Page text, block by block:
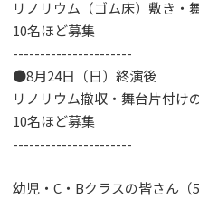
リノリウム（ゴム床）敷き・
10名ほど募集
----------------------
●8月24日（日）終演後
リノリウム撤収・舞台片付け
10名ほど募集
----------------------
幼児・C・Bクラスの皆さん